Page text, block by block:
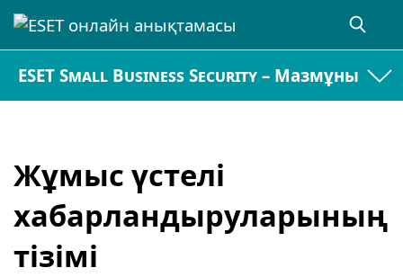
ESET Small Business Security – Мазмұны
Жұмыс үстелі
хабарландыруларының
тізімі